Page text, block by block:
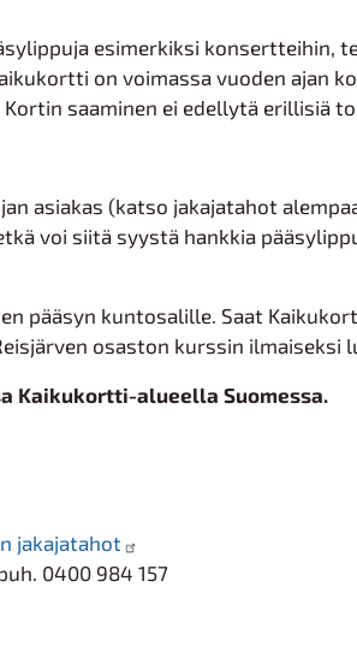
esimerkiksi konsertteihin,
on voimassa vuoden ajan
saaminen ei edellytä erillisiä
asiakas (katso jakajatahot
voi siitä syystä hankkia
pääsyn kuntosalille. Saat
osaston kurssin ilmaiseksi
Kaikukortti-alueella Suomessa.
jakajatahot
0400 984 157